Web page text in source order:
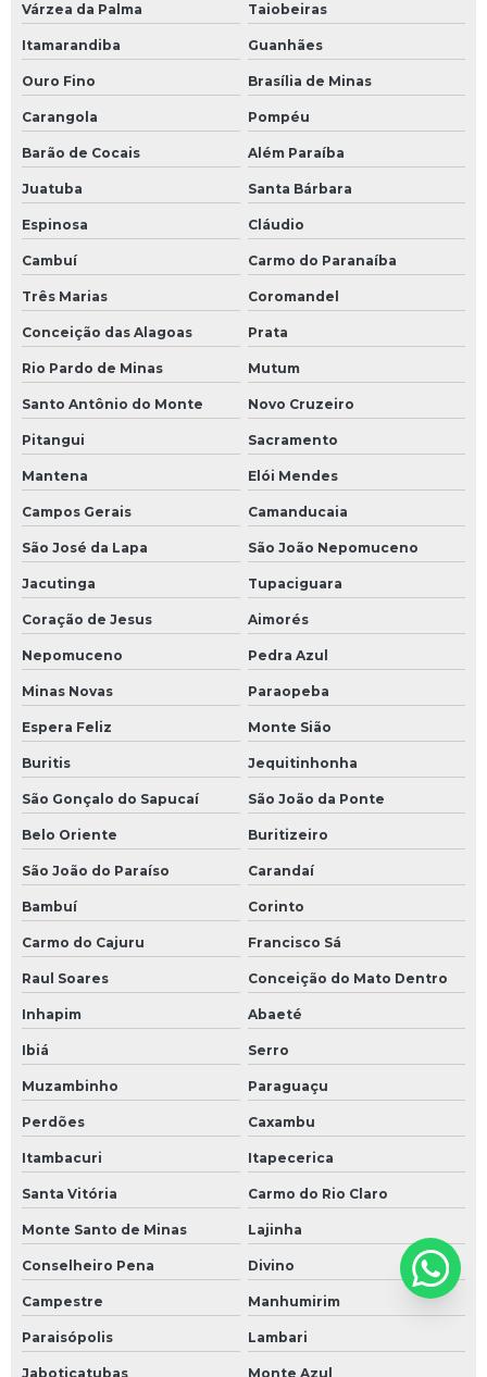
Várzea da Palma Taiobeiras
Itamarandiba Guanhães
Ouro Fino Brasília de Minas
Carangola Pompéu
Barão de Cocais Além Paraíba
Juatuba Santa Bárbara
Espinosa Cláudio
Cambuí Carmo do Paranaíba
Três Marias Coromandel
Conceição das Alagoas Prata
Rio Pardo de Minas Mutum
Santo Antônio do Monte Novo Cruzeiro
Pitangui Sacramento
Mantena Elói Mendes
Campos Gerais Camanducaia
São José da Lapa São João Nepomuceno
Jacutinga Tupaciguara
Coração de Jesus Aimorés
Nepomuceno Pedra Azul
Minas Novas Paraopeba
Espera Feliz Monte Sião
Buritis Jequitinhonha
São Gonçalo do Sapucaí São João da Ponte
Belo Oriente Buritizeiro
São João do Paraíso Carandaí
Bambuí Corinto
Carmo do Cajuru Francisco Sá
Raul Soares Conceição do Mato Dentro
Inhapim Abaeté
Ibiá Serro
Muzambinho Paraguaçu
Perdões Caxambu
Itambacuri Itapecerica
Santa Vitória Carmo do Rio Claro
Monte Santo de Minas Lajinha
Conselheiro Pena Divino
Campestre Manhumirim
Paraisópolis Lambari
Jaboticatubas Monte Azul